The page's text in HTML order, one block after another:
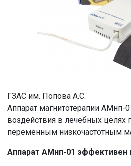
ГЗАС им. Попова А.С.
Аппарат магнитотерапии АМнп-
воздействия в лечебных
переменным низкочастотным
Аппарат АМнп-01 эффективен